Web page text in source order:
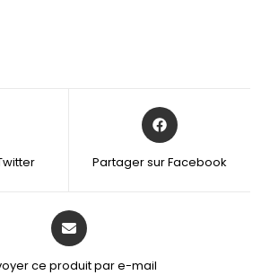
Partager sur Facebook
ce produit par e-mail